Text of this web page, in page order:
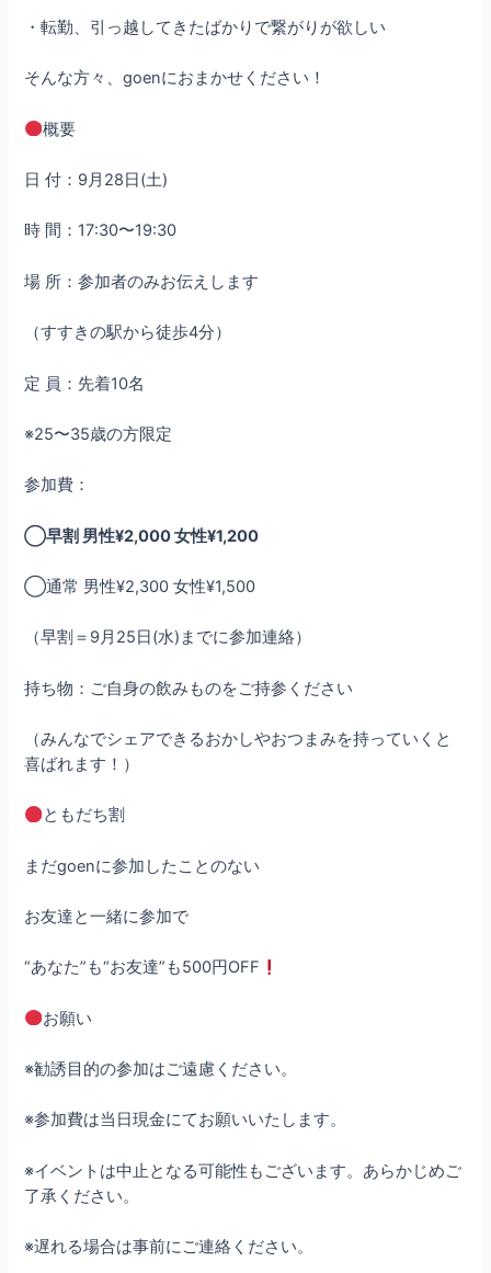
・転勤、引っ越してきたばかりで繋がりが欲しい
そんな方々、goenにおまかせください！
概要
日 付：9月28日(土)
時 間：17:30〜19:30
場 所：参加者のみお伝えします
（すすきの駅から徒歩4分）
定 員：先着10名
※25〜35歳の方限定
参加費：
◯早割 男性¥2,000 女性¥1,200
◯通常 男性¥2,300 女性¥1,500
（早割＝9月25日(水)までに参加連絡）
持ち物：ご自身の飲みものをご持参ください
（みんなでシェアできるおかしやおつまみを持っていくと
喜ばれます！）
ともだち割
まだgoenに参加したことのない
お友達と一緒に参加で
“あなた”も“お友達”も500円OFF
お願い
※勧誘目的の参加はご遠慮ください。
※参加費は当日現金にてお願いいたします。
※イベントは中止となる可能性もございます。あらかじめご
了承ください。
※遅れる場合は事前にご連絡ください。